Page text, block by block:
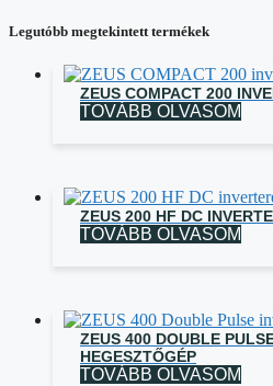
Legutóbb megtekintett termékek
ZEUS COMPACT 200
TOVÁBB OLVASOM
ZEUS 200 HF DC
TOVÁBB OLVASOM
ZEUS 400 DOUBLE
HEGESZTŐGÉP
TOVÁBB OLVASOM